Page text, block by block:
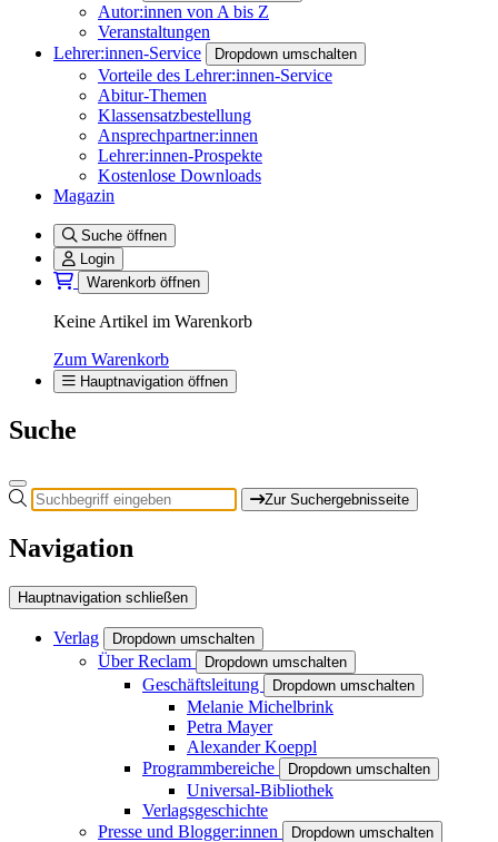
Autor:innen von A bis Z
Veranstaltungen
Lehrer:innen-Service
Dropdown umschalten
Vorteile des Lehrer:innen-Service
Abitur-Themen
Klassensatzbestellung
Ansprechpartner:innen
Lehrer:innen-Prospekte
Kostenlose Downloads
Magazin
Suche öffnen
Login
Warenkorb öffnen
Keine Artikel im Warenkorb
Zum Warenkorb
Hauptnavigation öffnen
Suche
Zur Suchergebnisseite
Navigation
Hauptnavigation schließen
Verlag Dropdown umschalten
Über Reclam Dropdown umschalten
Geschäftsleitung Dropdown umschalten
Melanie Michelbrink
Petra Mayer
Alexander Koeppl
Programmbereiche
Dropdown umschalten
Universal-Bibliothek
Verlagsgeschichte
Presse und Blogger:innen
Dropdown umschalten